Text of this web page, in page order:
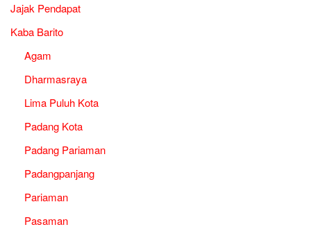
Jajak Pendapat
Kaba Barito
Agam
Dharmasraya
Lima Puluh Kota
Padang Kota
Padang Pariaman
Padangpanjang
Pariaman
Pasaman